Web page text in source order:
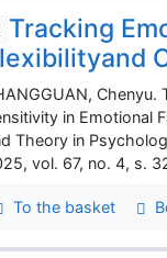
Tracking
in Emotional
Theory in
vol. 67, no. 4, s.
To the basket